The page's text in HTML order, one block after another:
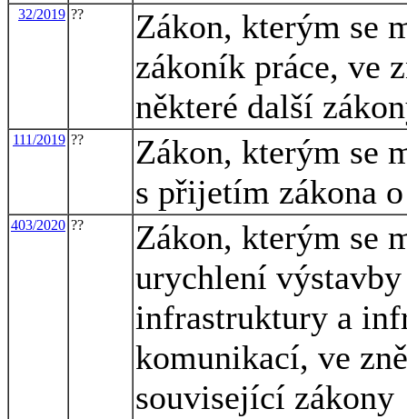
32/2019 ??
Zákon, kterým se
zákoník práce, ve
některé další
111/2019 ??
Zákon, kterým se
s přijetím zákona
403/2020 ??
Zákon, kterým se
urychlení
infrastruktury a
komunikací, ve
související zákony